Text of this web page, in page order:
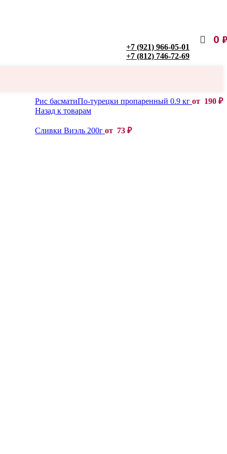
+7 (921) 966-05-01
+7 (812) 746-72-69
0
Рис басматиПо-турецки пропаренный 0.9 кг от 190 ₽
Назад к товарам
Сливки Виэль 200г от 73 ₽